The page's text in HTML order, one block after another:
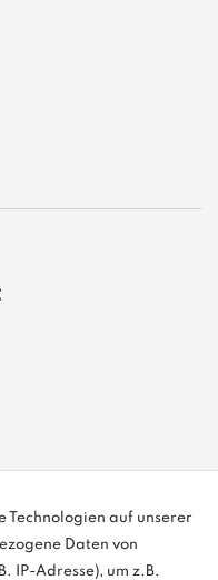
Technologien auf unserer
Daten von
IP-Adresse), um z.B.